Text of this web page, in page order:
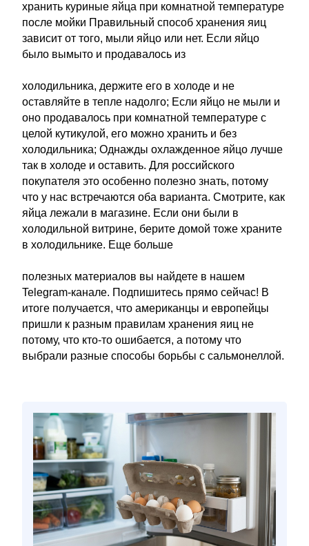
хранить куриные яйца при комнатной температуре
после мойки Правильный способ хранения яиц
зависит от того, мыли яйцо или нет. Если яйцо
было вымыто и продавалось из
холодильника, держите его в холоде и не
оставляйте в тепле надолго; Если яйцо не мыли и
оно продавалось при комнатной температуре с
целой кутикулой, его можно хранить и без
холодильника; Однажды охлажденное яйцо лучше
так в холоде и оставить. Для российского
покупателя это особенно полезно знать, потому
что у нас встречаются оба варианта. Смотрите, как
яйца лежали в магазине. Если они были в
холодильной витрине, берите домой тоже храните
в холодильнике. Еще больше
полезных материалов вы найдете в нашем
Telegram-канале. Подпишитесь прямо сейчас! В
итоге получается, что американцы и европейцы
пришли к разным правилам хранения яиц не
потому, что кто-то ошибается, а потому что
выбрали разные способы борьбы с сальмонеллой.